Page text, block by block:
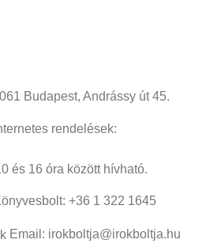
Budapest, Andrássy út 45.
rendelések:
és 16 óra között hívható.
+36 1 322 1645
Email: irokboltja@irokboltja.hu